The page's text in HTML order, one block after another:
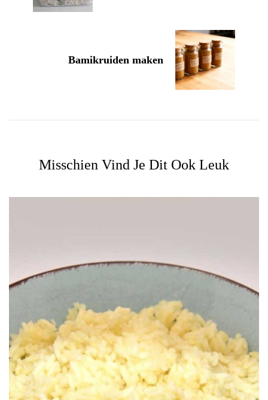
Bamikruiden maken
Misschien Vind Je Dit Ook Leuk